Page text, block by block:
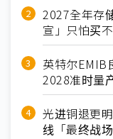
2027全年存
宣」只怕买
英特尔
2028准时量
光进铜退更
线「最终战场